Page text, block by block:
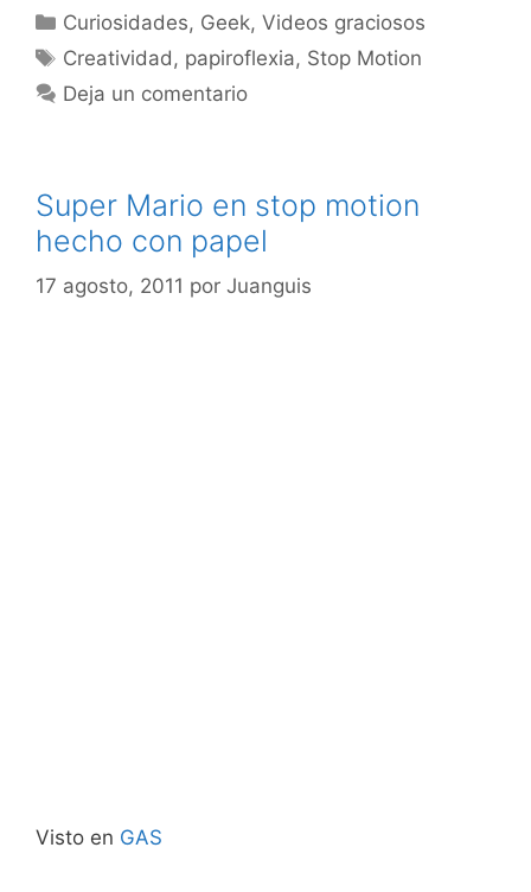
Categorías
Curiosidades, Geek,Videos graciosos
Etiquetas
Creatividad , papiroflexia, Stop Motion
Deja un comentario
Super Mario en stop motion
hecho con papel
17 agosto, 2011 por Juanguis
Visto en GAS